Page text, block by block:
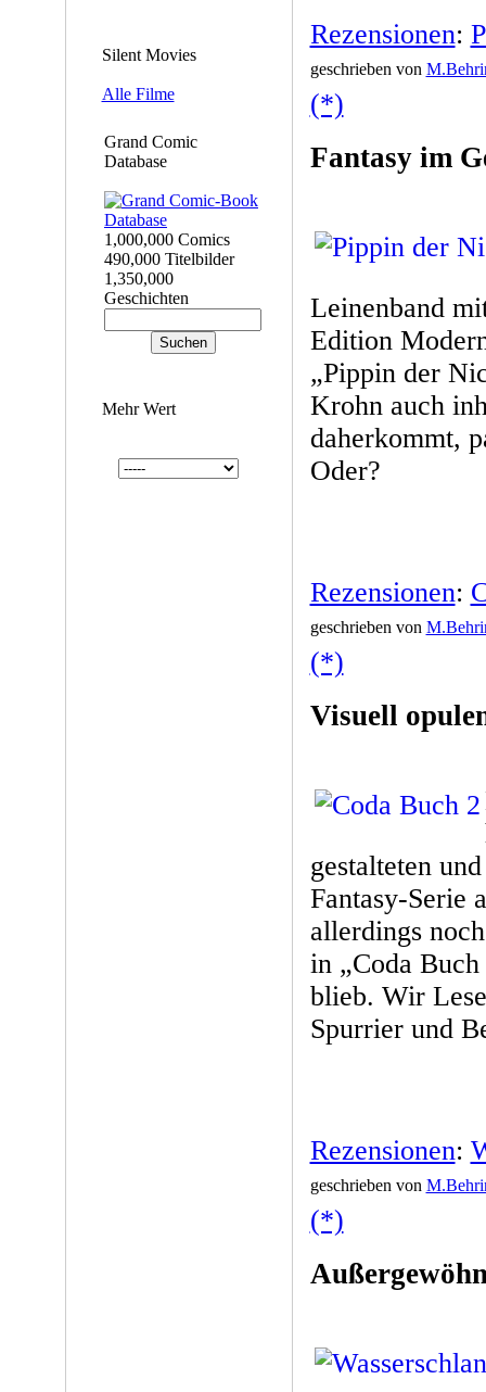
Silent Movies
Alle Filme
Grand Comic
Database
1,000,000 Comics
490,000 Titelbilder
1,350,000
Geschichten
Mehr Wert
Rezensionen:
geschrieben von
(*)
Fantasy im
Leinenband
Edition
„Pippin der
Krohn auch
daherkommt,
Oder?
Rezensionen:
geschrieben von
(*)
Visuell
gestalteten
Fantasy-Serie
allerdings
in „Coda
blieb. Wir
Spurrier und
Rezensionen:
geschrieben von
(*)